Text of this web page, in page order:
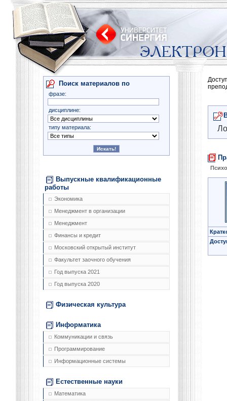
Поиск материалов по
фразе:
дисциплине:
типу материала:
Выпускные квалификационные
работы
Экономика
Менеджмент в организации
Менеджмент
Финансы и кредит
Московский открытый институт
Факультет заочного обучения
Год выпуска 2021
Год выпуска 2020
Физическая культура
Информатика
Коммуникации и связь
Программирование
Информационные системы
Естественные науки
Математика